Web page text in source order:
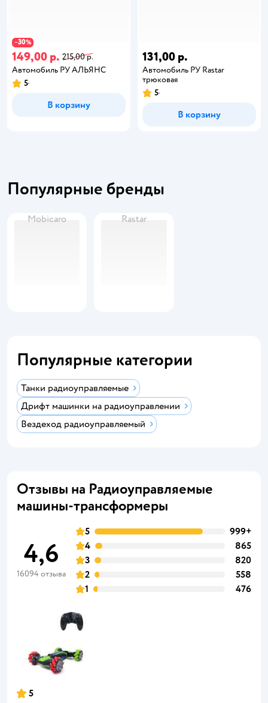
−30%
149,00 р. 215,00 р.
Автомобиль РУ АЛЬЯНС
5
В корзину
131,00 р.
Автомобиль РУ Rastar
трюковая
5
В корзину
Популярные бренды
Mobicaro Rastar
Популярные категории
Танки радиоуправляемые
Дрифт машинки на радиоуправлении
Вездеход радиоуправляемый
Отзывы на Радиоуправляемые
машины-трансформеры
4,6
16094 отзыва
5
999+
4
865
3
820
2
558
1
476
5